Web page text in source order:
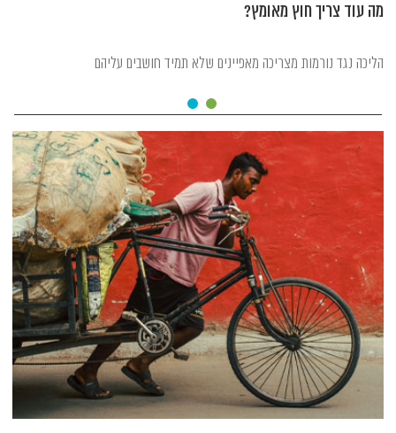
מה עוד צריך חוץ מאומץ?
הליכה נגד נורמות מצריכה מאפיינים שלא תמיד חושבים עליהם